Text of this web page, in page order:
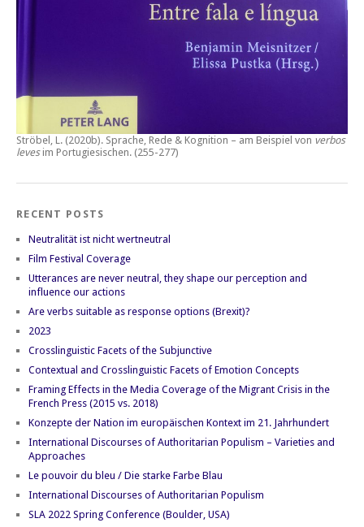
Ströbel, L. (2020b). Sprache, Rede & Kognition – am Beispiel von verbos
levesim Portugiesischen. (255-277)
RECENT POSTS
Neutralität ist nicht wertneutral
Film Festival Coverage
Utterances are never neutral, they shape our perception and
influence our actions
Are verbs suitable as response options (Brexit)?
2023
Crosslinguistic Facets of the Subjunctive
Contextual and Crosslinguistic Facets of Emotion Concepts
Framing Effects in the Media Coverage of the Migrant Crisis in the
French Press (2015 vs. 2018)
Konzepte der Nation im europäischen Kontext im 21. Jahrhundert
International Discourses of Authoritarian Populism – Varieties and
Approaches
Le pouvoir du bleu / Die starke Farbe Blau
International Discourses of Authoritarian Populism
SLA 2022 Spring Conference (Boulder, USA)